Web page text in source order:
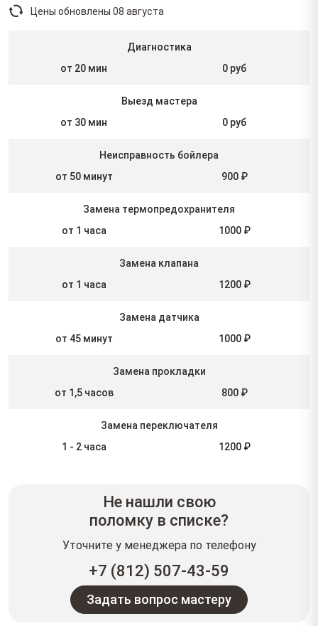
Цены обновлены 08 августа
Диагностика
от 20 мин
0 руб
Выезд мастера
от 30 мин
0 руб
Неисправность бойлера
от 50 минут
900 ₽
Замена термопредохранителя
от 1 часа
1000 ₽
Замена клапана
от 1 часа
1200 ₽
Замена датчика
от 45 минут
1000 ₽
Замена прокладки
от 1,5 часов
800 ₽
Замена переключателя
1 - 2 часа
1200 ₽
Не нашли свою
поломку в списке?
Уточните у менеджера по телефону
+7 (812) 507-43-59
Задать вопрос мастеру